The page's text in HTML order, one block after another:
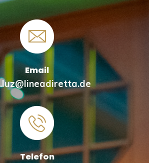
Email
Telefon